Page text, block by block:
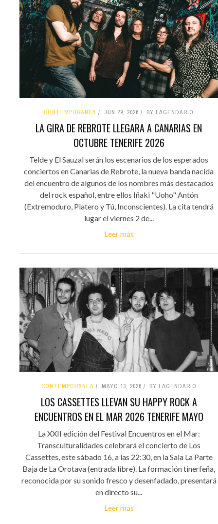
CONTEMPORÁNEA JUN 29, 2026 BY LAGENDARIO
LA GIRA DE REBROTE LLEGARA A CANARIAS EN
OCTUBRE TENERIFE 2026
Telde y El Sauzal serán los escenarios de los esperados
conciertos en Canarias de Rebrote, la nueva banda nacida
del encuentro de algunos de los nombres más destacados
del rock español, entre ellos Iñaki "Uoho" Antón
(Extremoduro, Platero y Tú, Inconscientes). La cita tendrá
lugar el viernes 2 de...
Leer más
CONTEMPORÁNEA MAYO 13, 2026 BY LAGENDARIO
LOS CASSETTES LLEVAN SU HAPPY ROCK A
ENCUENTROS EN EL MAR 2026 TENERIFE MAYO
La XXII edición del Festival Encuentros en el Mar:
Transculturalidades celebrará el concierto de Los
Cassettes, este sábado 16, a las 22:30, en la Sala La Parte
Baja de La Orotava (entrada libre). La formación tinerfeña,
reconocida por su sonido fresco y desenfadado, presentará
en directo su...
Leer más